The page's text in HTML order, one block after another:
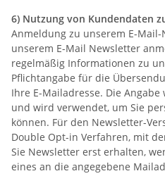
6) Nutzung von Kundendaten
Anmeldung zu unserem E-
unserem E-Mail Newsletter
regelmäßig Informationen zu
Pflichtangabe für die
Ihre E-Mailadresse. Die
und wird verwendet, um Sie
können. Für den Newsletter-
Double Opt-in Verfahren, mit
Sie Newsletter erst erhalten,
eines an die angegebene